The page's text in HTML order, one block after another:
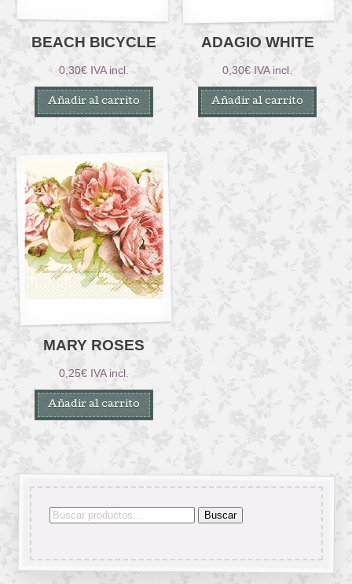
BEACH BICYCLE
0,30€ IVA incl.
Añadir al carrito
ADAGIO WHITE
0,30€ IVA incl.
Añadir al carrito
MARY ROSES
0,25€ IVA incl.
Añadir al carrito
Buscar
Buscar